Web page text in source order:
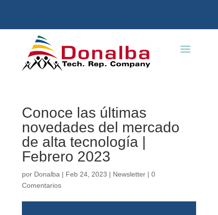
Conoce las últimas
novedades del mercado
de alta tecnología |
Febrero 2023
por Donalba | Feb 24, 2023 | Newsletter| 0
Comentarios